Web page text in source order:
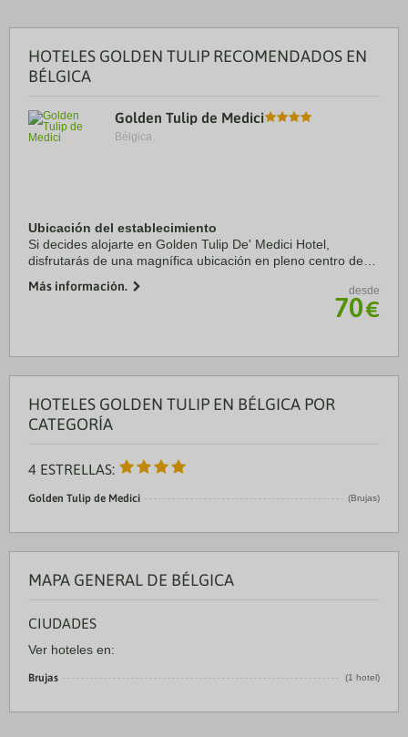
HOTELES GOLDEN TULIP RECOMENDADOS EN
BÉLGICA
Golden Tulip de Medici
Bélgica.
Ubicación del establecimiento
Si decides alojarte en Golden Tulip De' Medici Hotel,
disfrutarás de una magnífica ubicación en pleno centro de
Centre of Brugge. Además, este ...
Más información. desde
70€
HOTELES GOLDEN TULIP EN BÉLGICA POR
CATEGORÍA
4 ESTRELLAS:
Golden Tulip de Medici (Brujas)
MAPA GENERAL DE BÉLGICA
CIUDADES
Ver hoteles en:
Brujas (1 hotel)